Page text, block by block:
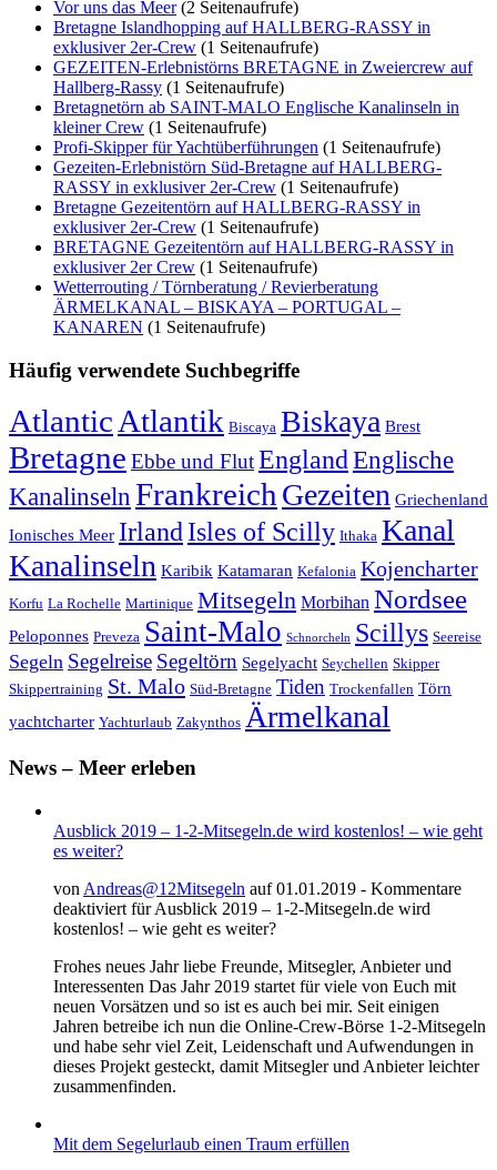
Vor uns das Meer(2 Seitenaufrufe)
Bretagne Islandhopping auf HALLBERG-RASSY in
exklusiver 2er-Crew (1 Seitenaufrufe)
GEZEITEN-Erlebnistörns BRETAGNE in Zweiercrew auf
Hallberg-Rassy (1 Seitenaufrufe)
Bretagnetörn ab SAINT-MALO Englische Kanalinseln in
kleiner Crew (1 Seitenaufrufe)
Profi-Skipper für Yachtüberführungen (1 Seitenaufrufe)
Gezeiten-Erlebnistörn Süd-Bretagne auf HALLBERG-
RASSY in exklusiver 2er-Crew (1 Seitenaufrufe)
Bretagne Gezeitentörn auf HALLBERG-RASSY in
exklusiver 2er-Crew (1 Seitenaufrufe)
BRETAGNE Gezeitentörn auf HALLBERG-RASSY in
exklusiver 2er Crew (1 Seitenaufrufe)
Wetterrouting / Törnberatung / Revierberatung
ÄRMELKANAL – BISKAYA – PORTUGAL –
KANAREN (1 Seitenaufrufe)
Häufig verwendete Suchbegriffe
Atlantic Atlantik Biscaya Biskaya Brest
Bretagne Ebbe und Flut EnglandEnglische
KanalinselnFrankreich Gezeiten Griechenland
Ionisches Meer IrlandIsles of Scilly Ithaka Kanal
Kanalinseln Karibik Katamaran Kefalonia Kojencharter
Korfu La Rochelle Martinique Mitsegeln Morbihan Nordsee
Peloponnes Preveza Saint-Malo Schnorcheln Scillys Seereise
Segeln Segelreise Segeltörn Segelyacht Seychellen Skipper
Skippertraining St. Malo Süd-Bretagne Tiden Trockenfallen Törn
yachtcharter Yachturlaub Zakynthos Ärmelkanal
News – Meer erleben
Ausblick 2019 – 1-2-Mitsegeln.de wird kostenlos! – wie geht
es weiter?
von Andreas@12Mitsegeln auf 01.01.2019 - Kommentare
deaktiviert für Ausblick 2019 – 1-2-Mitsegeln.de wird
kostenlos! – wie geht es weiter?
Frohes neues Jahr liebe Freunde, Mitsegler, Anbieter und
Interessenten Das Jahr 2019 startet für viele von Euch mit
neuen Vorsätzen und so ist es auch bei mir. Seit einigen
Jahren betreibe ich nun die Online-Crew-Börse 1-2-Mitsegeln
und habe sehr viel Zeit, Leidenschaft und Aufwendungen in
dieses Projekt gesteckt, damit Mitsegler und Anbieter leichter
zusammenfinden.
Mit dem Segelurlaub einen Traum erfüllen